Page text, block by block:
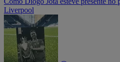
Liverpool